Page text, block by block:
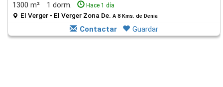
1300 m²
1 dorm. Hace 1 día
El Verger - El Verger Zona De. A 8 Kms. de Denia
Contactar Guardar